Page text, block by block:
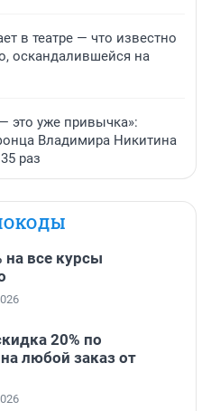
в театре — что известно
оскандалившейся на
это уже привычка»:
Владимира Никитина
раз
на все курсы
20% по
любой заказ от